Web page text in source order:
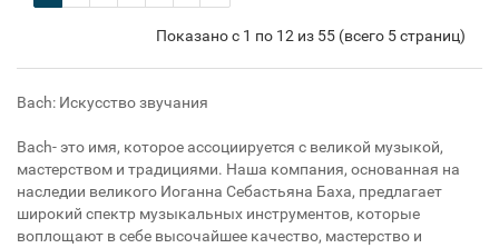
Показано с 1 по 12 из 55 (всего 5 страниц)
Bach: Искусство звучания
Bach- это имя, которое ассоциируется с великой музыкой,
мастерством и традициями. Наша компания, основанная на
наследии великого Иоганна Себастьяна Баха, предлагает
широкий спектр музыкальных инструментов, которые
воплощают в себе высочайшее качество, мастерство и